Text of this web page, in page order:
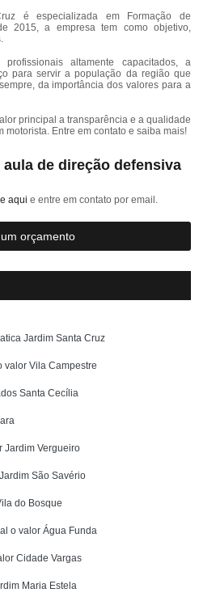
é especializada em Formação de
2015, a empresa tem como objetivo,
altamente capacitados, a
para servir a população da região que
da importância dos valores para a
principal a transparência e a qualidade
motorista. Entre em contato e saiba mais!
de direção defensiva
aqui e entre em contato por email.
orçamento
Jardim Santa Cruz
valor Vila Campestre
Santa Cecília
Jardim Vergueiro
São Savério
do Bosque
o valor Água Funda
Cidade Vargas
Maria Estela